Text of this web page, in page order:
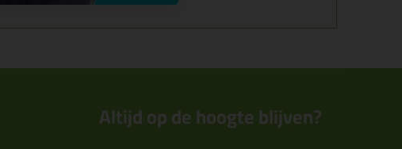
Altijd op de hoogte blijven?